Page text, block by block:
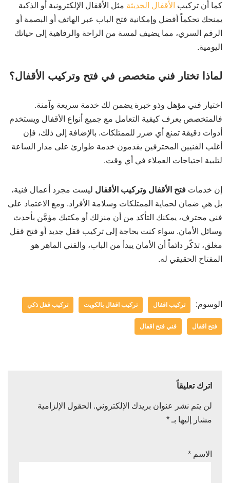
كما أن تركيب الأقفال الحديثة مثل الأقفال الإلكترونية أو الذكية
يمنحك تحكماً أفضل وإمكانية فتح الباب عبر الهاتف أو البصمة أو
الرقم السري، مما يضيف لمسة من الراحة والرفاهية إلى حياتك
اليومية.
لماذا تختار فني متخصص في فتح وتركيب الأقفال؟
اختيار فني مؤهل وذو خبرة يضمن لك خدمة سريعة وآمنة.
فالمتخصص يعرف كيفية التعامل مع جميع أنواع الأقفال ويستخدم
أدوات دقيقة تمنع أي ضرر للممتلكات. بالإضافة إلى ذلك، فإن
أغلب الفنيين المحترفين يقدمون خدمة طوارئ على مدار الساعة
لتلبية احتياجات العملاء في أي وقت.
إن خدمات فتح الأقفال وتركيب الأقفال ليست مجرد أعمال فنية،
بل هي ضمان لحماية الممتلكات وسلامة الأفراد. ومع الاعتماد على
فني محترف، يمكنك التأكد من أن منزلك أو مكتبك مؤمَّن بأحدث
وسائل الأمان. سواء كنت بحاجة إلى تركيب قفل جديد أو فتح قفل
مغلق، تذكّر دائماً أن الأمان يبدأ من الباب، والفني الماهر هو
المفتاح الحقيقي له.
الوسوم: تركيب اقفال تركيب اقفال بالكويت تركيب قفل ذكي
فتح اقفال فني فتح اقفال
اترك تعليقاً
لن يتم نشر عنوان بريدك الإلكتروني. الحقول الإلزامية
مشار إليها بـ *
الاسم *